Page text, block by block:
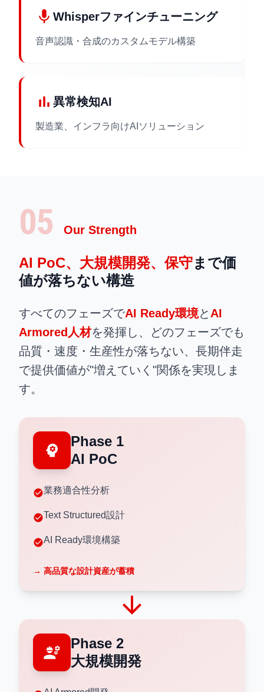
mic Whisperファインチューニング
音声認識・合成のカスタムモデル構築
bar_chart 異常検知AI
製造業、インフラ向けAIソリューション
05 Our Strength
AI PoC、大規模開発、保守まで価
値が落ちない構造
すべてのフェーズでAI Ready環境と AI
Armored人材を発揮し、
どのフェーズでも
品質・速度・生産性が落ちない、 長期伴走
で提供価値が"増えていく"関係を実現しま
す。
psychology
Phase 1
AI PoC
check_circle業務適合性分析
check_circleText Structured設計
check_circleAI Ready環境構築
→ 高品質な設計資産が蓄積
arrow_forward
engineering
Phase 2
大規模開発